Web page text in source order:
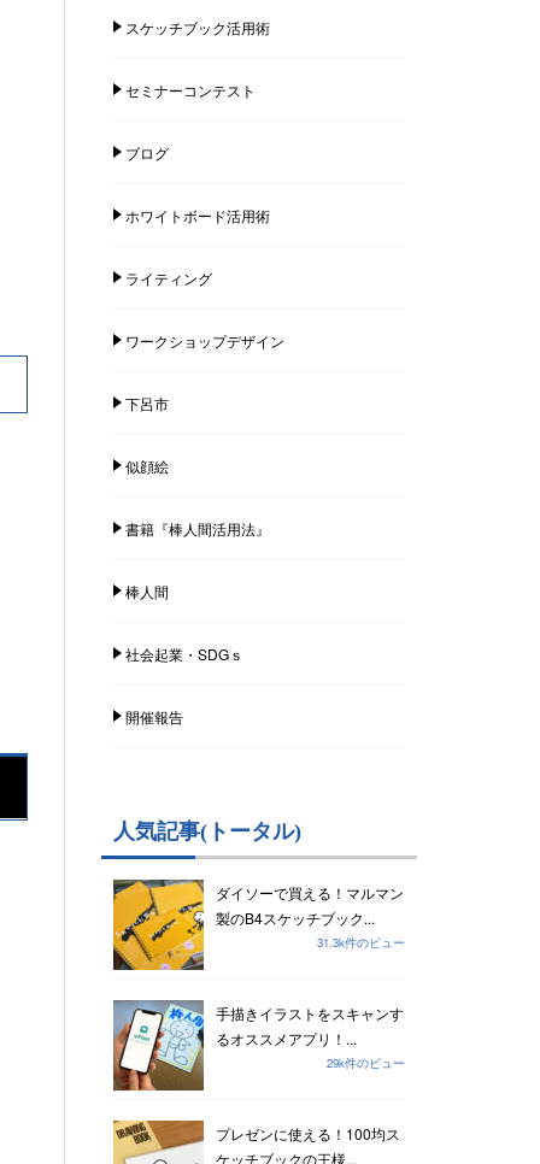
スケッチブック活用術
セミナーコンテスト
ブログ
ホワイトボード活用術
ライティング
ワークショップデザイン
下呂市
似顔絵
書籍『棒人間活用法』
棒人間
社会起業・SDGｓ
開催報告
人気記事(トータル)
ダイソーで買える！マルマン
製のB4スケッチブック...
31.3k件のビュー
手描きイラストをスキャンす
るオススメアプリ！...
29k件のビュー
プレゼンに使える！100均ス
ケッチブックの王様...